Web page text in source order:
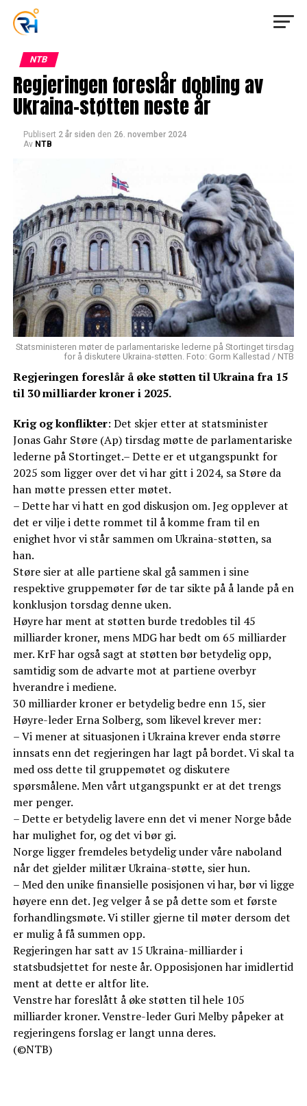
NTB
Regjeringen foreslår dobling av
Ukraina-støtten neste år
Publisert 2 år siden den 26. november 2024
Av NTB
Statsministeren møter de parlamentariske lederne på Stortinget tirsdag
for å diskutere Ukraina-støtten. Foto: Gorm Kallestad / NTB
Regjeringen foreslår å øke støtten til Ukraina fra 15
til 30 milliarder kroner i 2025.
Krig og konflikter: Det skjer etter at statsminister
Jonas Gahr Støre (Ap) tirsdag møtte de parlamentariske
lederne på Stortinget.– Dette er et utgangspunkt for
2025 som ligger over det vi har gitt i 2024, sa Støre da
han møtte pressen etter møtet.
– Dette har vi hatt en god diskusjon om. Jeg opplever at
det er vilje i dette rommet til å komme fram til en
enighet hvor vi står sammen om Ukraina-støtten, sa
han.
Støre sier at alle partiene skal gå sammen i sine
respektive gruppemøter før de tar sikte på å lande på en
konklusjon torsdag denne uken.
Høyre har ment at støtten burde tredobles til 45
milliarder kroner, mens MDG har bedt om 65 milliarder
mer. KrF har også sagt at støtten bør betydelig opp,
samtidig som de advarte mot at partiene overbyr
hverandre i mediene.
30 milliarder kroner er betydelig bedre enn 15, sier
Høyre-leder Erna Solberg, som likevel krever mer:
– Vi mener at situasjonen i Ukraina krever enda større
innsats enn det regjeringen har lagt på bordet. Vi skal ta
med oss dette til gruppemøtet og diskutere
spørsmålene. Men vårt utgangspunkt er at det trengs
mer penger.
– Dette er betydelig lavere enn det vi mener Norge både
har mulighet for, og det vi bør gi.
Norge ligger fremdeles betydelig under våre naboland
når det gjelder militær Ukraina-støtte, sier hun.
– Med den unike finansielle posisjonen vi har, bør vi ligge
høyere enn det. Jeg velger å se på dette som et første
forhandlingsmøte. Vi stiller gjerne til møter dersom det
er mulig å få summen opp.
Regjeringen har satt av 15 Ukraina-milliarder i
statsbudsjettet for neste år. Opposisjonen har imidlertid
ment at dette er altfor lite.
Venstre har foreslått å øke støtten til hele 105
milliarder kroner. Venstre-leder Guri Melby påpeker at
regjeringens forslag er langt unna deres.
(©NTB)